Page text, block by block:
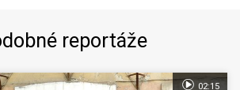
reportáže
02:15